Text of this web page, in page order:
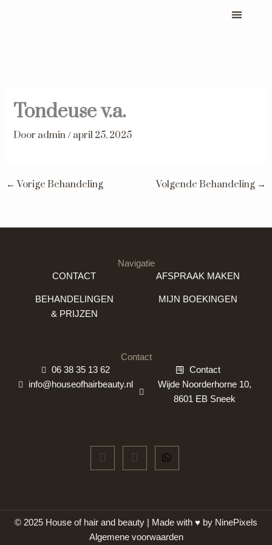
Tondeuse v.a.
Door admin/ april 25, 2025
← Vorige Behandeling Volgende Behandeling →
Navigatie
CONTACT
BEHANDELINGEN
& PRIJZEN
AFSPRAAK MAKEN
MIJN BOEKINGEN
Contact
06 38 35 13 62
info@houseofhairbeauty.nl
Contact
Wijde Noorderhorne 10,
8601 EB Sneek
© 2025 House of hair and beauty | Made with ♥ by NinePixels
Algemene voorwaarden